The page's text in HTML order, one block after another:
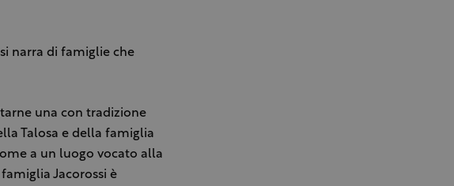
narra di famiglie che
una con tradizione
Talosa e della famiglia
a un luogo vocato alla
Jacorossi è